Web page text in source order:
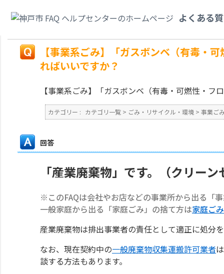
よくある
みで捨てればいいですか？
【事業系ごみ】「ガスボンベ（有毒・
ればいいですか？
【事業系ごみ】「ガスボンベ（有毒・可燃性・
カテゴリー : カテゴリ一覧 > ごみ・リサイクル・環境 > 事業ご
回答
「産業廃棄物」です。（クリー
※このFAQは会社やお店などの事業所から出る「
一般家庭から出る「家庭ごみ」の捨て方は家庭ご
産業廃棄物は排出事業者の責任として適正に処分
なお、現在契約中の一般廃棄物収集運搬許可業者
談する方法もあります。